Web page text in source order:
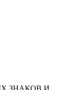
ЗНАКОВ И